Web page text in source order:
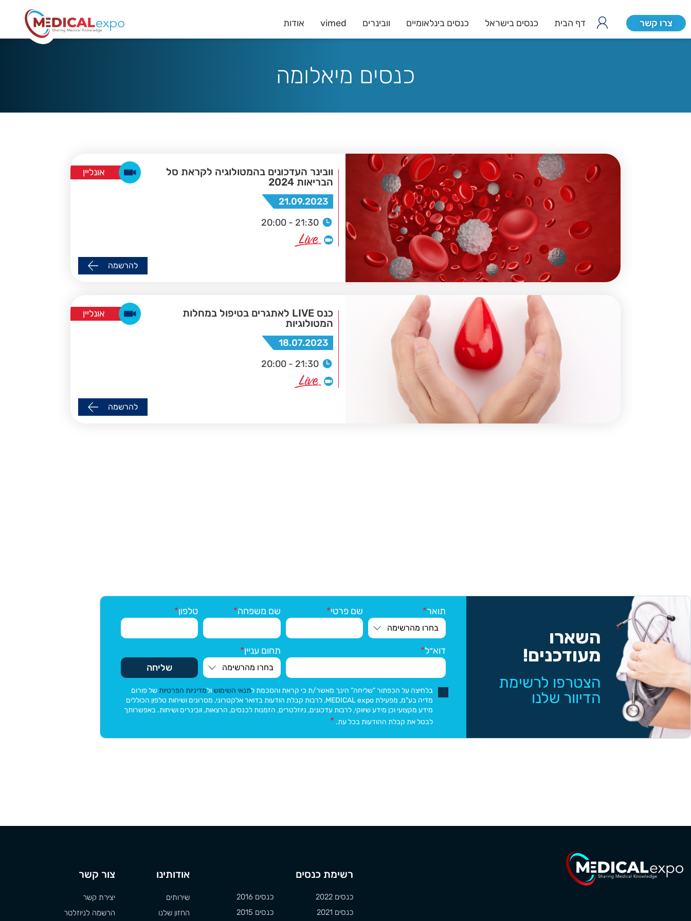
צרו קשר דף הבית כנסים בישראל כנסים בינלאומיים וובינרים vimed אודות
כנסים מיאלומה
אונליין
וובינר העדכונים בהמטולוגיה לקראת סל
הבריאות 2024
21.09.2023
20:00 - 21:30
להרשמה
אונליין
כנס LIVE לאתגרים בטיפול במחלות
המטולוגיות
18.07.2023
20:00 - 21:30
להרשמה
השארו
מעודכנים!
הצטרפו לרשימת
הדיוור שלנו
תואר שם פרטי שם משפחה טלפון
דוא״ל
תחום עניין
שליחה
בלחיצה על הכפתור "שליחה" הינך מאשר/ת כי קראת והסכמת לתנאי השימוש ולמדיניות הפרטיות של פורום
מדיה בע"מ, מפעילת MEDICAL expo, לרבות קבלת הודעות בדואר אלקטרוני, מסרונים ושיחות טלפון הכוללים
מידע מקצועי וכן מידע שיווקי, לרבות עדכונים, ניוזלטרים, הזמנות לכנסים, הרצאות, וובינרים ושיחות. באפשרותך
לבטל את קבלת ההודעות בכל עת.
רשימת כנסים
כנסים 2022
כנסים 2021
כנסים 2016
כנסים 2015
אודותינו
שירותים
החזון שלנו
צור קשר
יצירת קשר
הרשמה לניוזלטר